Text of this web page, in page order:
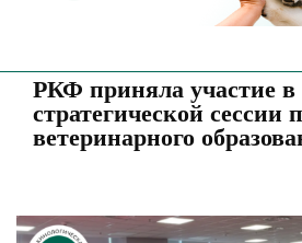
РКФ приняла участие в
стратегической сессии
ветеринарного
View